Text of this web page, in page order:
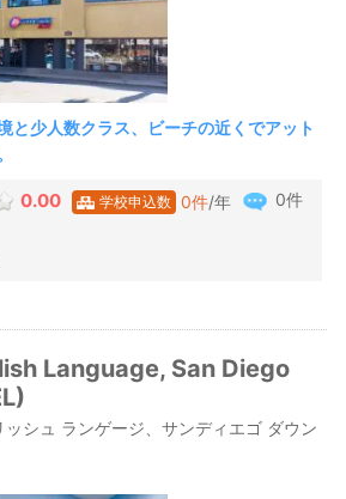
と少人数クラス、ビーチの近くでアット
0.00 学校申込数 0件/年 0件
Language, San Diego
シュ ランゲージ、サンディエゴ ダウン